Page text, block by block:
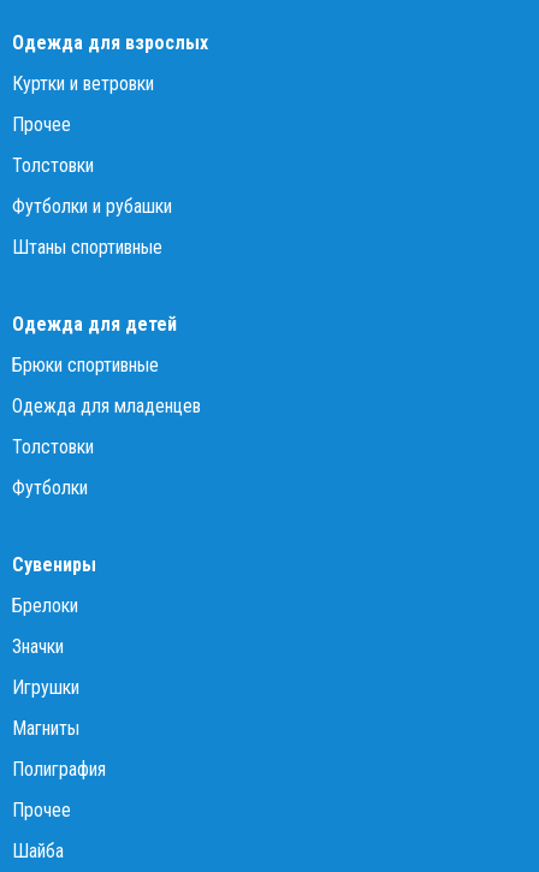
Одежда для взрослых
Куртки и ветровки
Прочее
Толстовки
Футболки и рубашки
Штаны спортивные
Одежда для детей
Брюки спортивные
Одежда для младенцев
Толстовки
Футболки
Сувениры
Брелоки
Значки
Игрушки
Магниты
Полиграфия
Прочее
Шайба